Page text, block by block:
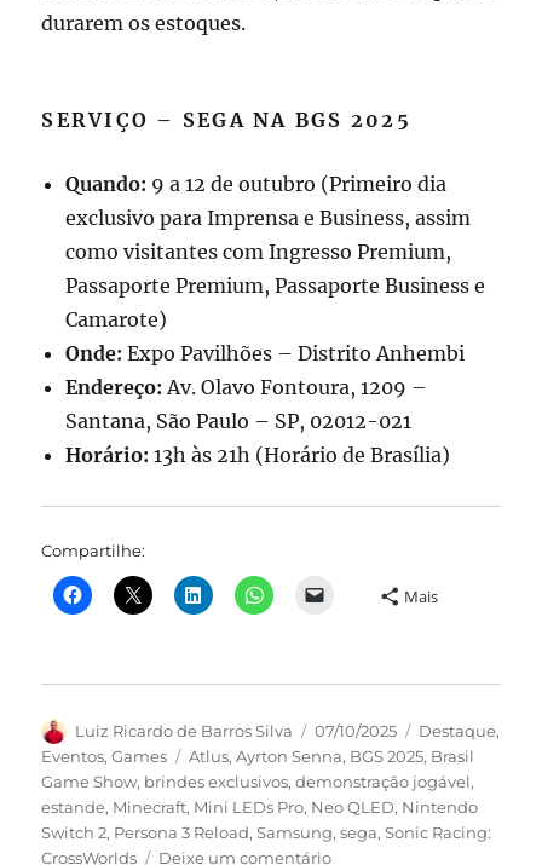
durarem os estoques.
SERVIÇO – SEGA NA BGS 2025
Quando: 9 a 12 de outubro (Primeiro dia
exclusivo para Imprensa e Business, assim
como visitantes com Ingresso Premium,
Passaporte Premium, Passaporte Business e
Camarote)
Onde: Expo Pavilhões – Distrito Anhembi
Endereço: Av. Olavo Fontoura, 1209 –
Santana, São Paulo – SP, 02012-021
Horário: 13h às 21h (Horário de Brasília)
Compartilhe:
Mais
Autor
Luiz Ricardo de Barros Silva
Publicado
em
07/10/2025 Categorias
Destaque,
Eventos,Games Tags
Atlus,Ayrton Senna, BGS 2025, Brasil
Game Show, brindes exclusivos,demonstração jogável,
estande, Minecraft, Mini LEDs Pro, Neo QLED, Nintendo
Switch 2, Persona 3 Reload,Samsung,sega,Sonic Racing:
CrossWorlds
Deixe um comentárioem